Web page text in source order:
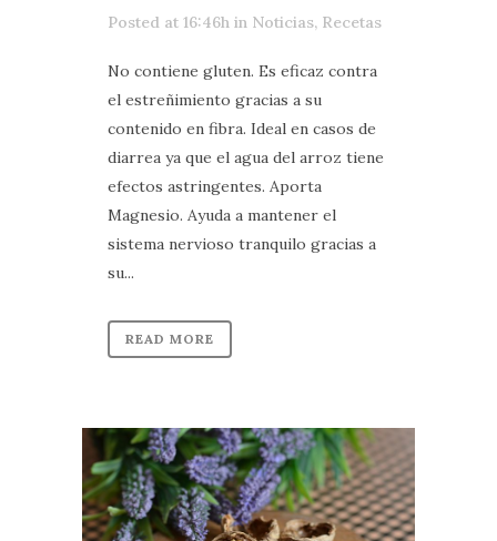
Posted at 16:46h in Noticias, Recetas
No contiene gluten. Es eficaz contra
el estreñimiento gracias a su
contenido en fibra. Ideal en casos de
diarrea ya que el agua del arroz tiene
efectos astringentes. Aporta
Magnesio. Ayuda a mantener el
sistema nervioso tranquilo gracias a
su...
READ MORE